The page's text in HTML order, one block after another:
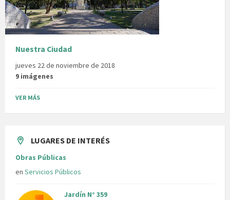
Nuestra Ciudad
jueves 22 de noviembre de 2018
9 imágenes
VER MÁS
LUGARES DE INTERÉS
Obras Públicas
en Servicios Públicos
Jardín N° 359